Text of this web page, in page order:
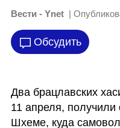
Вести - Ynet |
Обсудить
Два брацлавских
11 апреля, получили
Шхеме, куда